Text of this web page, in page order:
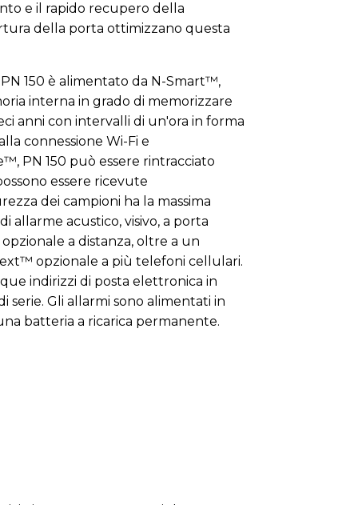
e il rapido recupero della
della porta ottimizzano questa
150 è alimentato da N-Smart™,
interna in grado di memorizzare
anni con intervalli di un'ora in forma
connessione Wi-Fi e
PN 150 può essere rintracciato
essere ricevute
dei campioni ha la massima
allarme acustico, visivo, a porta
a distanza, oltre a un
opzionale a più telefoni cellulari.
indirizzi di posta elettronica in
serie. Gli allarmi sono alimentati in
batteria a ricarica permanente.